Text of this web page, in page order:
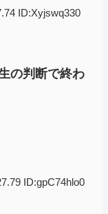
ID:Xyjswq330
の判断で終わ
ID:gpC74hlo0